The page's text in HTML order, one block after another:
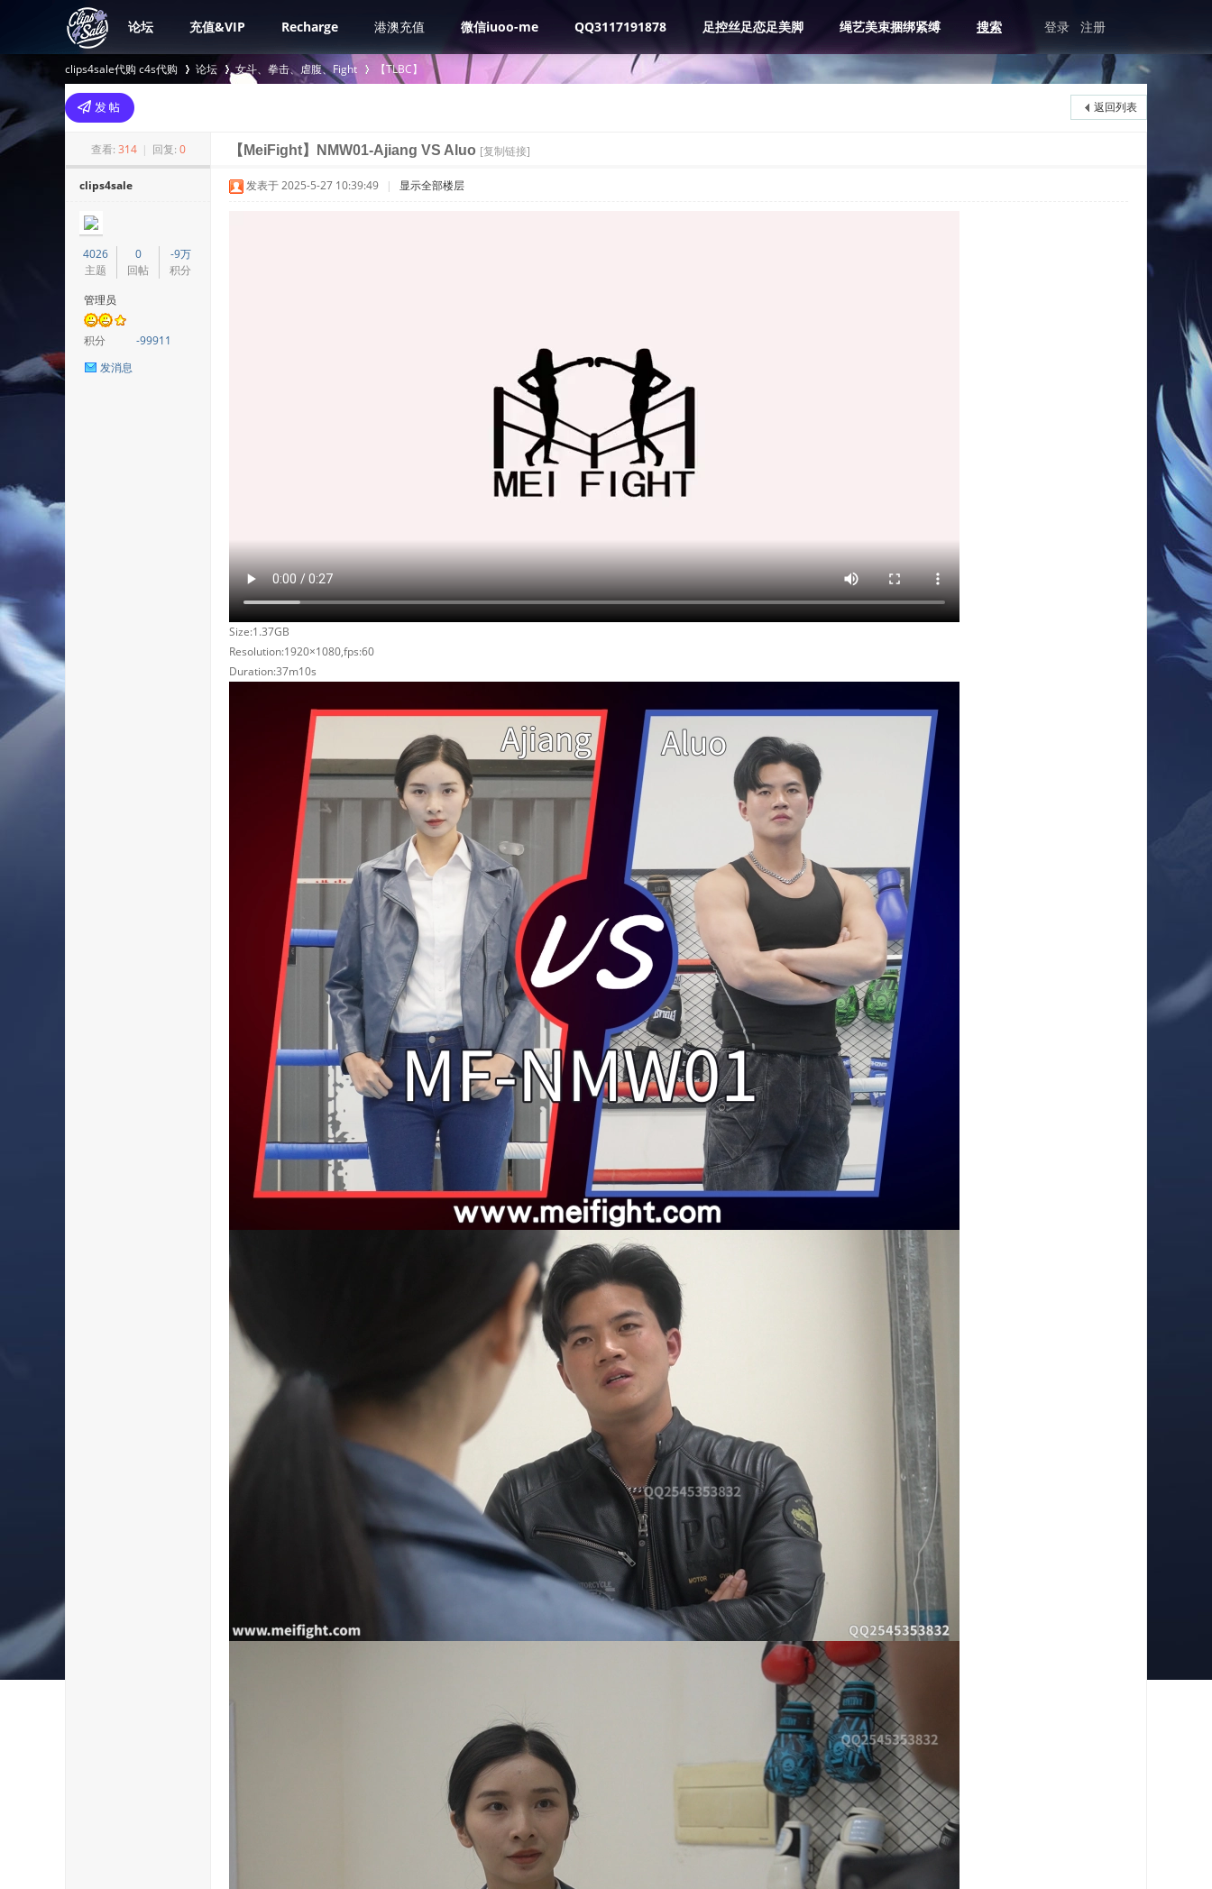
论坛 充值&VIP Recharge 港澳充值 微信iuoo-me QQ3117191878 足控丝足恋足美脚 绳艺美束捆绑紧缚 搜索 登录 注册
clips4sale代购 c4s代购
>
论坛 女斗、拳击、虐腹、Fight
›
【TLBC】
返回列表
查看: 314 | 回复: 0 【MeiFight】NMW01-Ajiang VS Aluo [复制链接]
clips4sale
4026
主题
0
回帖
-9万
积分
管理员
积分
-99911
发消息
发表于 2025-5-27 10:39:49 | 显示全部楼层
Size:1.37GB
Resolution:1920×1080,fps:60
Duration:37m10s